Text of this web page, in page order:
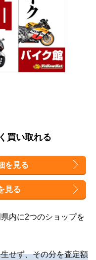
買い取れる
を見る
見る
内に2つのショップを
せず、その分を査定額